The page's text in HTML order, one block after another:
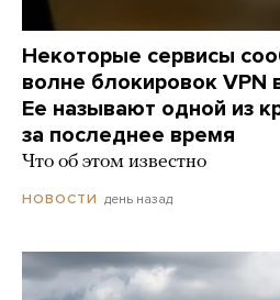
Некоторые сервисы
волне блокировок VPN
Ее называют одной из
за последнее время
Что об этом известно
НОВОСТИ день назад